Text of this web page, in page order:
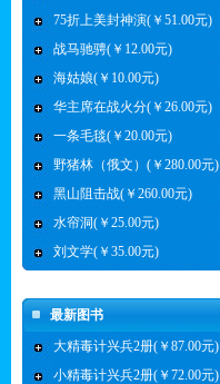
75折上美封神演(￥51.00元)
战马驰骋(￥12.00元)
海姑娘(￥10.00元)
华主席在战火分(￥26.00元)
一条毛毯(￥20.00元)
野猪林（俄文）(￥280.00元)
黑山阻击战(￥260.00元)
水帘洞(￥25.00元)
刘文学(￥35.00元)
最新图书
大精毒计兴兵2册(￥87.00元)
小精毒计兴兵2册(￥72.00元)